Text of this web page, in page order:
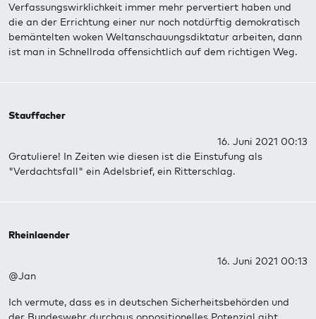
Verfassungswirklichkeit immer mehr pervertiert haben und
die an der Errichtung einer nur noch notdürftig demokratisch
bemäntelten woken Weltanschauungsdiktatur arbeiten, dann
ist man in Schnellroda offensichtlich auf dem richtigen Weg.
Stauffacher
16. Juni 2021 00:13
Gratuliere! In Zeiten wie diesen ist die Einstufung als
"Verdachtsfall" ein Adelsbrief, ein Ritterschlag.
Rheinlaender
16. Juni 2021 00:13
@Jan
Ich vermute, dass es in deutschen Sicherheitsbehörden und